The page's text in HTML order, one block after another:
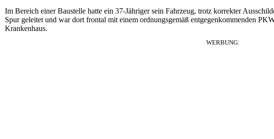
Im Bereich einer Baustelle hatte ein 37-Jähriger sein Fahrzeug, trotz korrekter
Spur geleitet und war dort frontal mit einem ordnungsgemäß entgegenkommenden
Krankenhaus.
WERBUNG: